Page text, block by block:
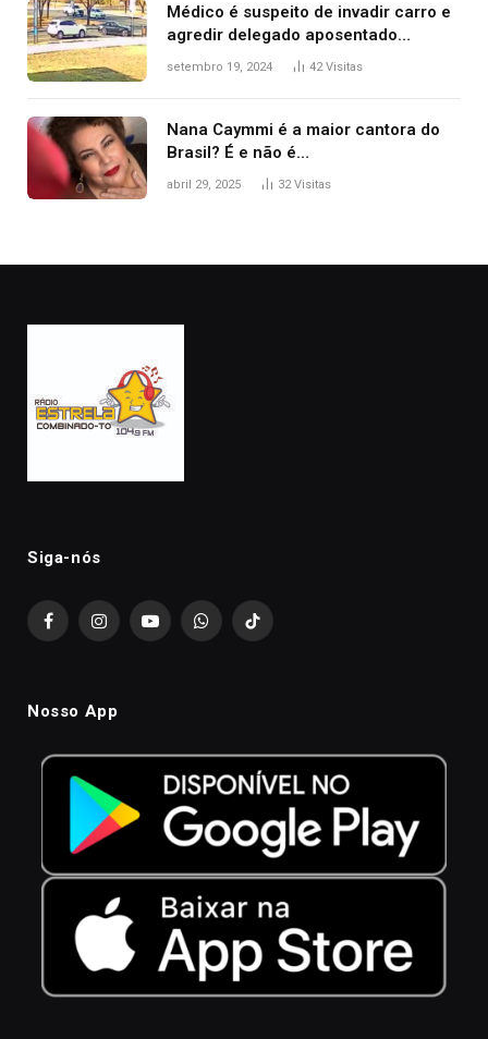
Médico é suspeito de invadir carro e
agredir delegado aposentado
durante confusão no trânsito
setembro 19, 2024 42Visitas
Nana Caymmi é a maior cantora do
Brasil? É e não é…
abril 29, 2025 32Visitas
Siga-nós
FacebookInstagramYouTubeWhatsAppTikTok
Nosso App